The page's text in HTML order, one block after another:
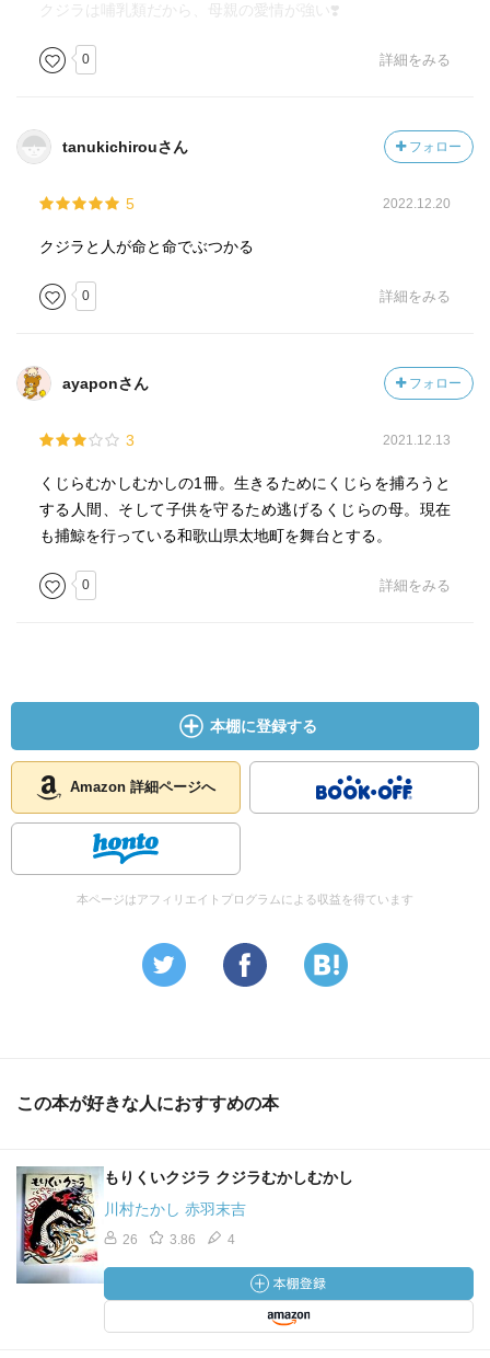
じました。
たが、そこにはこの話を昔話として村の子どもたちに語
る、ひよりじいさんの言葉がありました。
「おまえたちも、ええ、クジラしゅうになれよ」(32ページ)
く重く、やるせなく、響きました。
本作は1973年に出版された絵本の復刊だそつで、「クジラ
1巻の1という字が、もりの形をしているところもまた、こ
の絵本をなんとも伝えようとする著者たちの情熱を感じま
クジラは哺乳類だから、母親の愛情が強い❣️
0 詳細をみる
tanukichirouさん フォロー
5 2022.12.20
クジラと人が命と命でぶつかる
0 詳細をみる
ayaponさん フォロー
3 2021.12.13
くじらむかしむかしの1冊。生きるためにくじらを捕ろうと
する人間、そして子供を守るため逃げるくじらの母。現在
も捕鯨を行っている和歌山県太地町を舞台とする。
0 詳細をみる
本棚に登録する
Amazon 詳細ページへ
本ページはアフィリエイトプログラムによる収益を得ています
この本が好きな人におすすめの本
もりくいクジラ クジラむかしむかし
川村たかし 赤羽末吉
26 3.86 4